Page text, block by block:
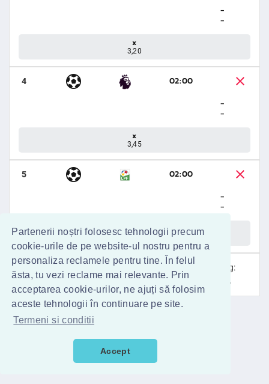
Partenerii noștri folosesc tehnologii precum
cookie-urile de pe website-ul nostru pentru a
personaliza reclamele pentru tine. În felul
ăsta, tu vezi reclame mai relevante. Prin
acceptarea cookie-urilor, ne ajuți să folosim
aceste tehnologii în continuare pe site.
Termeni si conditii
Accept
-
-
x
3,20
4
02:00
-
-
x
3,45
5
02:00
-
-
x
2,90
Câştig:
1.894
2